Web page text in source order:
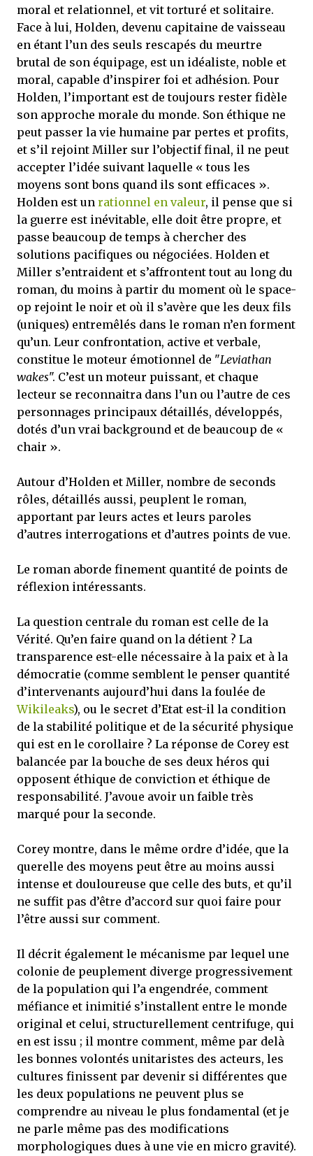
moral et relationnel, et vit torturé et solitaire.
Face à lui, Holden, devenu capitaine de vaisseau
en étant l’un des seuls rescapés du meurtre
brutal de son équipage, est un idéaliste, noble et
moral, capable d’inspirer foi et adhésion. Pour
Holden, l’important est de toujours rester fidèle
son approche morale du monde. Son éthique ne
peut passer la vie humaine par pertes et profits,
et s’il rejoint Miller sur l’objectif final, il ne peut
accepter l’idée suivant laquelle « tous les
moyens sont bons quand ils sont efficaces ».
Holden est un rationnel en valeur, il pense que si
la guerre est inévitable, elle doit être propre, et
passe beaucoup de temps à chercher des
solutions pacifiques ou négociées. Holden et
Miller s’entraident et s’affrontent tout au long du
roman, du moins à partir du moment où le space-
op rejoint le noir et où il s’avère que les deux fils
(uniques) entremêlés dans le roman n’en forment
qu’un. Leur confrontation, active et verbale,
constitue le moteur émotionnel de "Leviathan
wakes". C’est un moteur puissant, et chaque
lecteur se reconnaitra dans l’un ou l’autre de ces
personnages principaux détaillés, développés,
dotés d’un vrai background et de beaucoup de «
chair ».
Autour d’Holden et Miller, nombre de seconds
rôles, détaillés aussi, peuplent le roman,
apportant par leurs actes et leurs paroles
d’autres interrogations et d’autres points de vue.
Le roman aborde finement quantité de points de
réflexion intéressants.
La question centrale du roman est celle de la
Vérité. Qu’en faire quand on la détient ? La
transparence est-elle nécessaire à la paix et à la
démocratie (comme semblent le penser quantité
d’intervenants aujourd’hui dans la foulée de
Wikileaks), ou le secret d’Etat est-il la condition
de la stabilité politique et de la sécurité physique
qui est en le corollaire ? La réponse de Corey est
balancée par la bouche de ses deux héros qui
opposent éthique de conviction et éthique de
responsabilité. J’avoue avoir un faible très
marqué pour la seconde.
Corey montre, dans le même ordre d’idée, que la
querelle des moyens peut être au moins aussi
intense et douloureuse que celle des buts, et qu’il
ne suffit pas d’être d’accord sur quoi faire pour
l’être aussi sur comment.
Il décrit également le mécanisme par lequel une
colonie de peuplement diverge progressivement
de la population qui l’a engendrée, comment
méfiance et inimitié s’installent entre le monde
original et celui, structurellement centrifuge, qui
en est issu ; il montre comment, même par delà
les bonnes volontés unitaristes des acteurs, les
cultures finissent par devenir si différentes que
les deux populations ne peuvent plus se
comprendre au niveau le plus fondamental (et je
ne parle même pas des modifications
morphologiques dues à une vie en micro gravité).